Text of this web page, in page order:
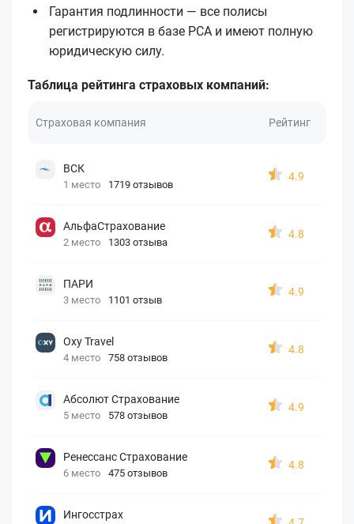
Гарантия подлинности — все полисы
регистрируются в базе РСА и имеют полную
юридическую силу.
Таблица рейтинга страховых компаний:
Страховая компания Рейтинг
ВСК
1 место 1719 отзывов
4.9
АльфаСтрахование
2 место 1303 отзыва
4.8
ПАРИ
3 место 1101 отзыв
4.9
Oxy Travel
4 место 758 отзывов
4.8
Абсолют Страхование
5 место 578 отзывов
4.9
Ренессанс Страхование
6 место 475 отзывов
4.8
Ингосстрах